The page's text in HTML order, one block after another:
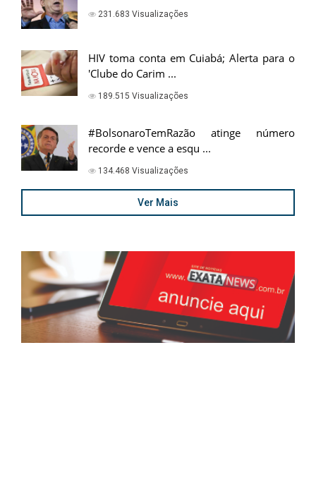
231.683 Visualizações
HIV toma conta em Cuiabá; Alerta para o
'Clube do Carim ...
189.515 Visualizações
#BolsonaroTemRazão atinge número
recorde e vence a esqu ...
134.468 Visualizações
Ver Mais